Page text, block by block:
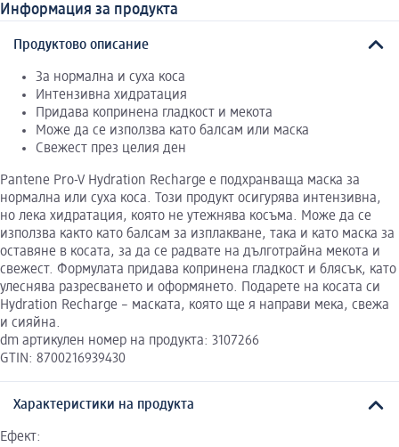
Информация за продукта
Продуктово описание
За нормална и суха коса
Интензивна хидратация
Придава копринена гладкост и мекота
Може да се използва като балсам или маска
Свежест през целия ден
Pantene Pro-V Hydration Recharge е подхранваща маска за
нормална или суха коса. Този продукт осигурява интензивна,
но лека хидратация, която не утежнява косъма. Може да се
използва както като балсам за изплакване, така и като маска за
оставяне в косата, за да се радвате на дълготрайна мекота и
свежест. Формулата придава копринена гладкост и блясък, като
улеснява разресването и оформянето. Подарете на косата си
Hydration Recharge – маската, която ще я направи мека, свежа
и сияйна.
dm артикулен номер на продукта: 3107266
GTIN: 8700216939430
Характеристики на продукта
Ефект: